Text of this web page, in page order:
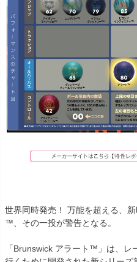
世界同時発売！ 万能を超える、
™、その一投が警告となる。
「Brunswick アラート™」は、レ